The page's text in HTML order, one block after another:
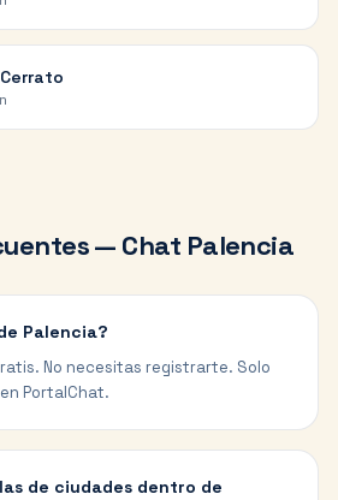
— Chat Palencia
Palencia?
No necesitas registrarte. Solo
PortalChat.
de ciudades dentro de